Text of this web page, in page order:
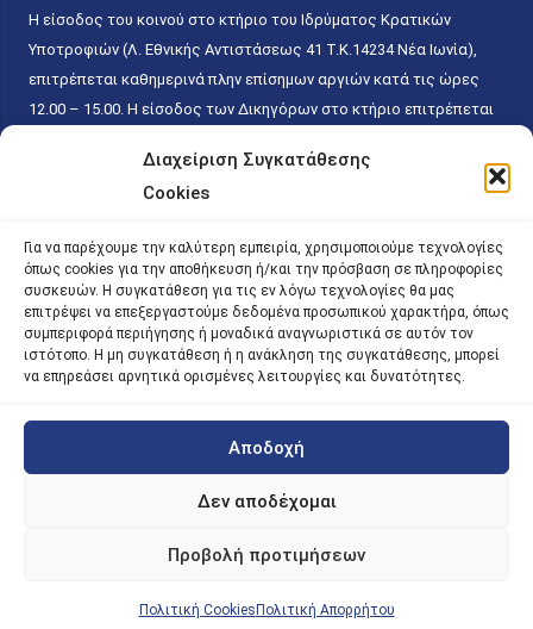
Διαχείριση Συγκατάθεσης
Cookies
Για να παρέχουμε την καλύτερη εμπειρία, χρησιμοποιούμε τεχνολογίες
όπως cookies για την αποθήκευση ή/και την πρόσβαση σε πληροφορίες
συσκευών. Η συγκατάθεση για τις εν λόγω τεχνολογίες θα μας
επιτρέψει να επεξεργαστούμε δεδομένα προσωπικού χαρακτήρα, όπως
συμπεριφορά περιήγησης ή μοναδικά αναγνωριστικά σε αυτόν τον
ιστότοπο. Η μη συγκατάθεση ή η ανάκληση της συγκατάθεσης, μπορεί
να επηρεάσει αρνητικά ορισμένες λειτουργίες και δυνατότητες.
Αποδοχή
Δεν αποδέχομαι
Προβολή προτιμήσεων
Πολιτική Cookies Πολιτική Απορρήτου
Η είσοδος του κοινού στο κτήριο του Ιδρύματος Κρατικών
Υποτροφιών (Λ. Εθνικής Αντιστάσεως 41 T.K.14234 Νέα Ιωνία),
επιτρέπεται καθημερινά πλην επίσημων αργιών κατά τις ώρες
12.00 – 15.00. Η είσοδος των Δικηγόρων στο κτήριο επιτρέπεται
κάθε εργάσιμη ημέρα και ώρα χωρίς κανέναν χρονικό ή άλλο
περιορισμό. Η είσοδος του κοινού ειδικά στο γραφείο του
15.00. Η εξυπηρέτηση του κοινού πραγματοποιείται βάσει των
παγίων ισχυουσών διατάξεων. Για την αποφυγή συνωστισμού
εντός του εσωτερικού χώρου εξυπηρέτησης και αναμονής του
κοινού, η εξυπηρέτησή του δύναται να πραγματοποιείται κατόπιν
προγραμματισμένου ραντεβού.
| iky.gr | All Rights Reserved
Designed and Developed by ACM Digital